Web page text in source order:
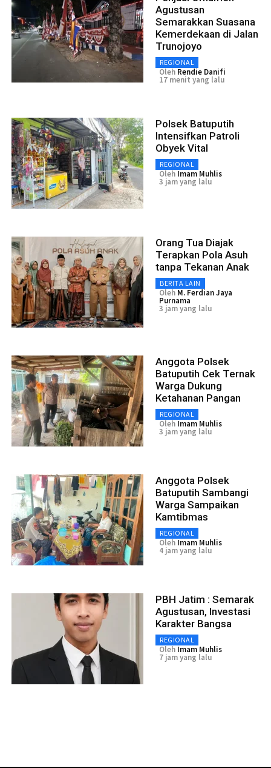
Agustusan
Semarakkan Suasana
Kemerdekaan di Jalan
Trunojoyo
REGIONAL
Oleh Rendie Danifi
17 menit yang lalu
Polsek Batuputih
Intensifkan Patroli
Obyek Vital
REGIONAL
Oleh Imam Muhlis
3 jam yang lalu
Orang Tua Diajak
Terapkan Pola Asuh
tanpa Tekanan Anak
BERITA LAIN
Oleh M. Ferdian Jaya
Purnama
3 jam yang lalu
Anggota Polsek
Batuputih Cek Ternak
Warga Dukung
Ketahanan Pangan
REGIONAL
Oleh Imam Muhlis
3 jam yang lalu
Anggota Polsek
Batuputih Sambangi
Warga Sampaikan
Kamtibmas
REGIONAL
Oleh Imam Muhlis
4 jam yang lalu
PBH Jatim : Semarak
Agustusan, Investasi
Karakter Bangsa
REGIONAL
Oleh Imam Muhlis
7 jam yang lalu